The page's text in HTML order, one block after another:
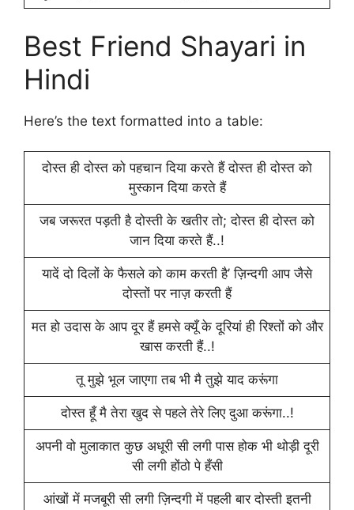
Best Friend Shayari in
Hindi
Here’s the text formatted into a table:
दोस्त ही दोस्त को पहचान दिया करते हैं दोस्त ही दोस्त को
मुस्कान दिया करते हैं
जब जरूरत पड़ती है दोस्ती के खतीर तो; दोस्त ही दोस्त को
जान दिया करते हैं..!
यादें दो दिलों के फैसले को काम करती है’ ज़िन्दगी आप जैसे
दोस्तों पर नाज़ करती हैं
मत हो उदास के आप दूर हैं हमसे क्यूँ के दूरियां ही रिश्तों को और
खास करती हैं..!
तू मुझे भूल जाएगा तब भी मै तुझे याद करूंगा
दोस्त हूँ मै तेरा खुद से पहले तेरे लिए दुआ करूंगा..!
अपनी वो मुलाकात कुछ अधूरी सी लगी पास होक भी थोड़ी दूरी
सी लगी होंठो पे हँसी
आंखों में मजबूरी सी लगी ज़िन्दगी में पहली बार दोस्ती इतनी